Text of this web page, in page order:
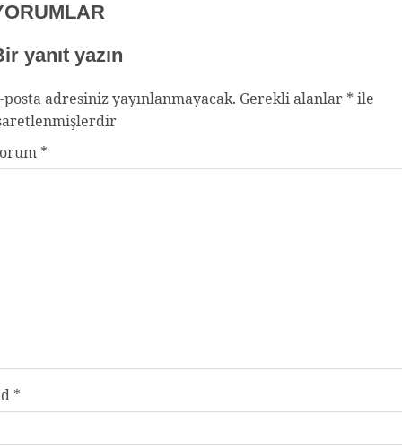
yanıt yazın
posta adresiniz yayınlanmayacak. Gerekli alanlar * ile
*
*